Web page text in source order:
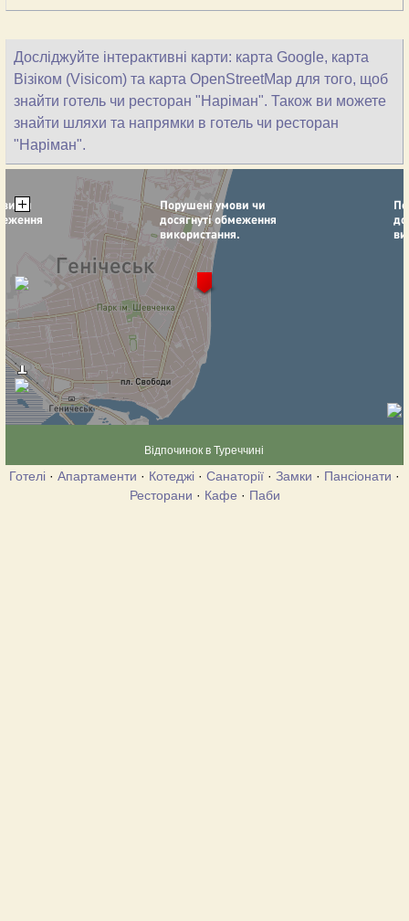
Досліджуйте інтерактивні карти: карта Google, карта
Візіком (Visicom) та карта OpenStreetMap для того, щоб
знайти готель чи ресторан "Наріман". Також ви можете
знайти шляхи та напрямки в готель чи ресторан
"Наріман".
Відпочинок в Туреччині
Готелі · Апартаменти · Котеджі · Санаторії · Замки · Пансіонати ·
Ресторани · Кафе · Паби